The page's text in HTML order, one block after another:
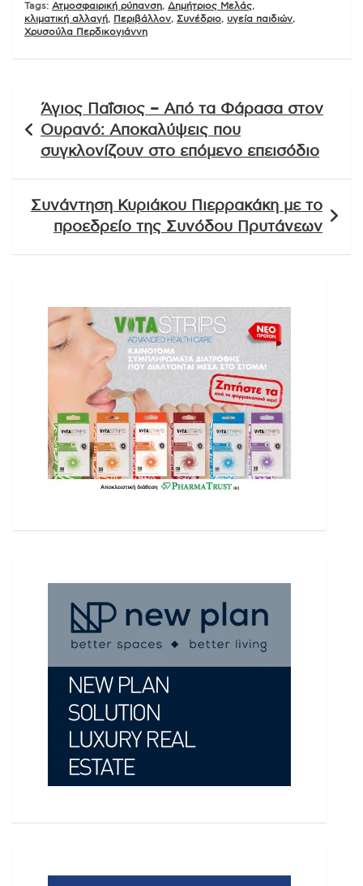
Tags: Ατμοσφαιρική ρύπανση, Δημήτριος Μελάς,
κλιματική αλλαγή, Περιβάλλον, Συνέδριο, υγεία παιδιών,
Χρυσούλα Περδικογιάννη
άρθρων
Άγιος Παΐσιος – Από τα Φάρασα στον
Ουρανό: Αποκαλύψεις που
συγκλονίζουν στο επόμενο επεισόδιο
Συνάντηση Κυριάκου Πιερρακάκη με το
προεδρείο της Συνόδου Πρυτάνεων